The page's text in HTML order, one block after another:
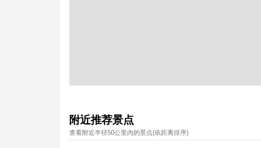
附近推荐景点
查看附近半径50公里內的景点(依距离排序)